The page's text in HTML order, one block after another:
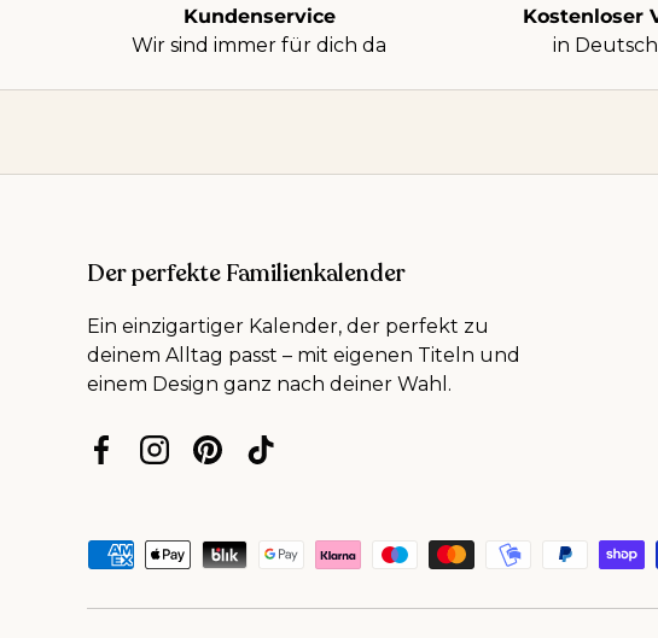
Kundenservice
Wir sind immer für dich da
Kostenloser
in
Der perfekte Familienkalender
Ein einzigartiger Kalender, der perfekt zu
deinem Alltag passt – mit eigenen Titeln und
einem Design ganz nach deiner Wahl.
FacebookInstagram
PinterestTikTok
Zahlungsmethoden